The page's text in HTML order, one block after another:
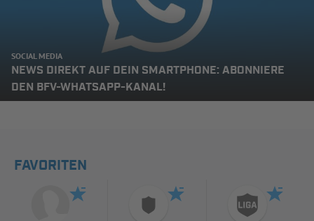
SOCIAL MEDIA
NEWS DIREKT AUF DEIN SMARTPHONE: ABONNIERE
DEN BFV-WHATSAPP-KANAL!
FAVORITEN